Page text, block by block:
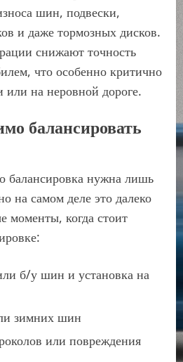
шин, подвески,
и даже тормозных дисков.
снижают точность
что особенно критично
или на неровной дороге.
балансировать
балансировка нужна лишь
на самом деле это далеко
моменты, когда стоит
б/у шин и установка на
зимних шин
или повреждения